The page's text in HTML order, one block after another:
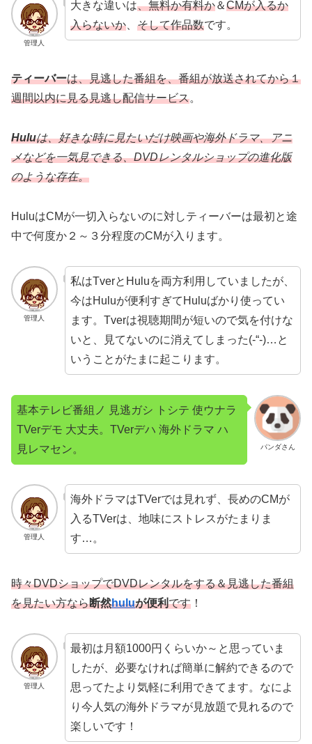
管理人
大きな違いは、無料か有料か＆CMが入るか
入らないか、 そして作品数です。
ティーバーは、見逃した番組を、番組が放送されてから１
週間以内に見る見逃し配信サービス。
Huluは、好きな時に見たいだけ映画や海外ドラマ、アニ
メなどを一気見できる、DVDレンタルショップの進化版
のような存在。
HuluはCMが一切入らないのに対しティーバーは最初と途
中で何度か２～３分程度のCMが入ります。
管理人
私はTverとHuluを両方利用していましたが、
今はHuluが便利すぎてHuluばかり使ってい
ます。Tverは視聴期間が短いので気を付けな
いと、見てないのに消えてしまった(-“-)…と
いうことがたまに起こります。
パンダさん
基本テレビ番組ノ 見逃ガシ トシテ 使ウナラ
TVerデモ 大丈夫。TVerデハ 海外ドラマ ハ
見レマセン。
管理人
海外ドラマはTVerでは見れず、長めのCMが
入るTVerは、地味にストレスがたまりま
す…。
時々DVDショップでDVDレンタルをする＆見逃した番組
を見たい方なら断然huluが便利です ！
管理人
最初は月額1000円くらいか～と思っていま
したが、必要なければ簡単に解約できるので
思ってたより気軽に利用できてます。なによ
り今人気の海外ドラマが見放題で見れるので
楽しいです！